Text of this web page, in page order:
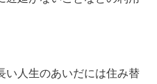
い人生のあいだには住み替